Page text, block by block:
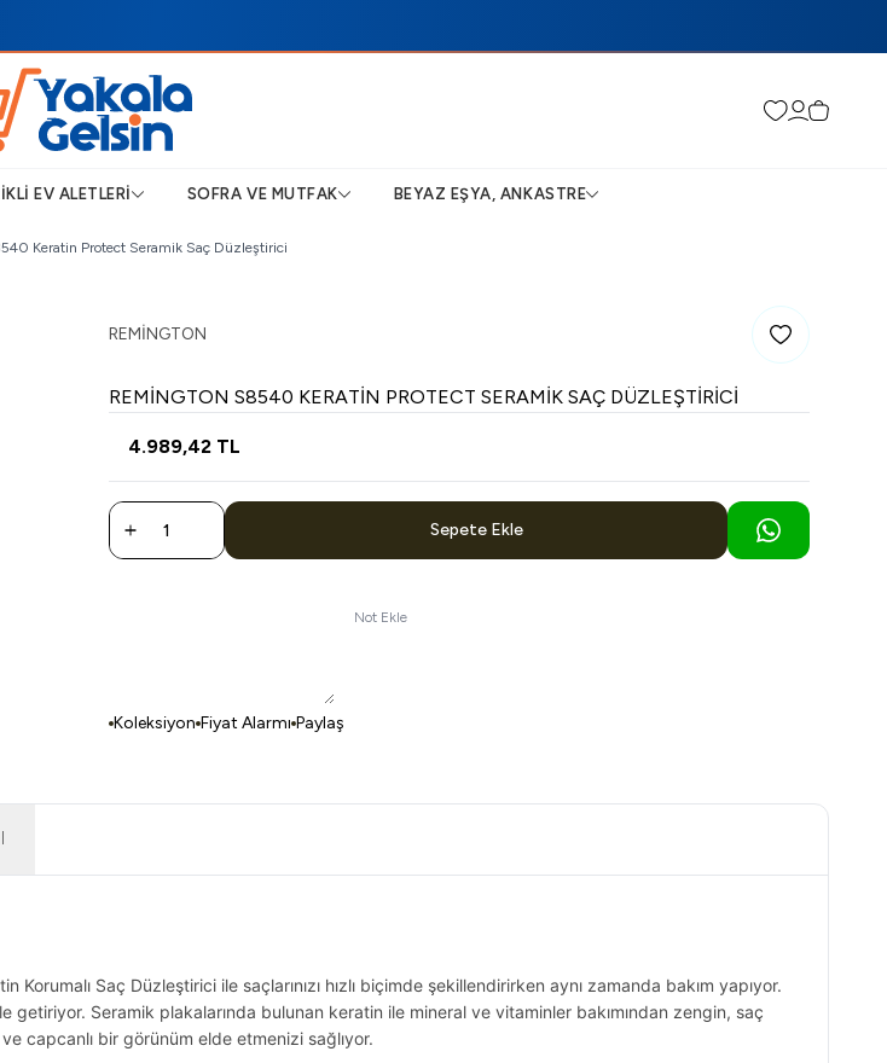
Favorilerim
Hesabım
Sepetim
EV ALETLERI SOFRA VE MUTFAK BEYAZ EŞYA, ANKASTRE
Keratin Protect Seramik Saç Düzleştirici
REMINGTON Favoriye Ekle
REMINGTON S8540 KERATIN PROTECT SERAMIK SAÇ DÜZLEŞTIRICI
4.989,42 TL
Sepete Ekle
Not Ekle
Koleksiyon Fiyat Alarmı Paylaş
Saç Düzleştirici ile saçlarınızı hızlı biçimde şekillendirirken aynı zamanda bakım yapıyor.
getiriyor. Seramik plakalarında bulunan keratin ile mineral ve vitaminler bakımından zengin, saç
capcanlı bir görünüm elde etmenizi sağlıyor.